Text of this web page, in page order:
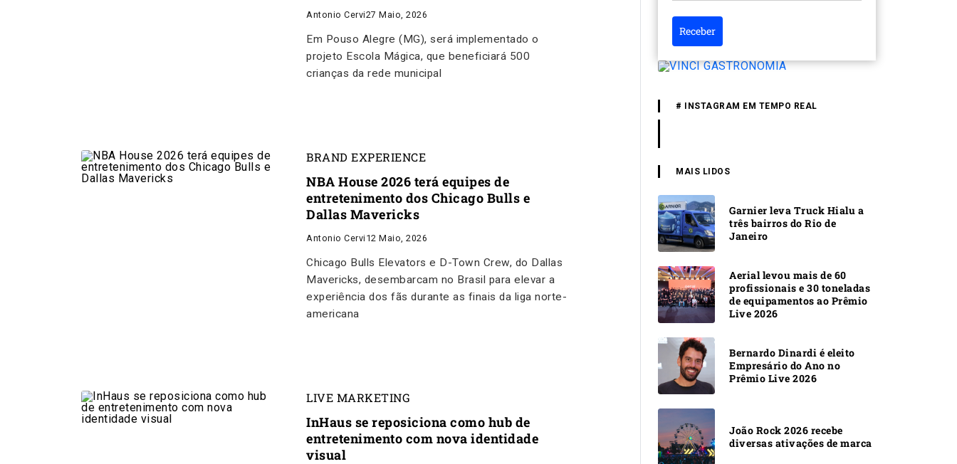
Antonio Cervi27 Maio, 2026
Em Pouso Alegre (MG), será implementado o
projeto Escola Mágica, que beneficiará 500
crianças da rede municipal
BRAND EXPERIENCE
NBA House 2026 terá equipes de
entretenimento dos Chicago Bulls e
Dallas Mavericks
Antonio Cervi 12 Maio, 2026
Chicago Bulls Elevators e D-Town Crew, do Dallas
Mavericks, desembarcam no Brasil para elevar a
experiência dos fãs durante as finais da liga norte-
americana
LIVE MARKETING
InHaus se reposiciona como hub de
entretenimento com nova identidade
visual
Receber
# INSTAGRAM EM TEMPO REAL
MAIS LIDOS
Garnier leva Truck Hialu a
três bairros do Rio de
Janeiro
Aerial levou mais de 60
profissionais e 30 toneladas
de equipamentos ao Prêmio
Live 2026
Bernardo Dinardi é eleito
Empresário do Ano no
Prêmio Live 2026
João Rock 2026 recebe
diversas ativações de marca